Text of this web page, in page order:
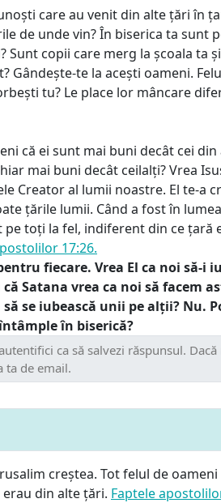
care au venit din alte țări în
de unde vin? În biserica ta sunt
Sunt copii care merg la școala ta
Gândește-te la acești oameni.
tu? Le place lor mâncare
că ei sunt mai buni decât cei
mai buni decât ceilalți? Vrea
Creator al lumii noastre. El te-a
țările lumii. Când a fost în
pe toți la fel, indiferent din ce țară
17:26.
fiecare. Vrea El ca noi să-i
că Satana vrea ca noi să facem
se iubească unii pe alții? Nu.
în biserică?
creștea. Tot felul de
din alte țări. Faptele